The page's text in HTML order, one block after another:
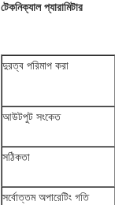
টেকনিক্যাল প্যারামিটার
দুরত্ব পরিমাপ করা
আউটপুট সংকেত
সঠিকতা
সর্বোত্তম অপারেটিং গতি